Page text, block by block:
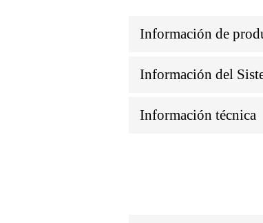
Información de
Información del
Información técnica